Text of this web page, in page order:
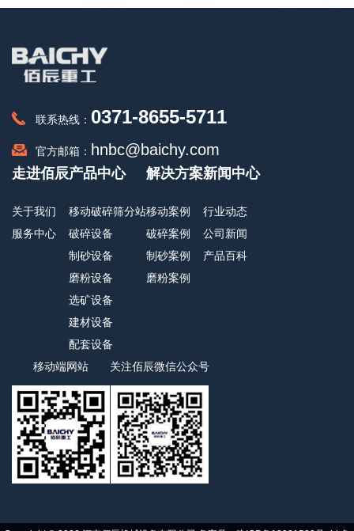
联系热线： 0371-8655-5711
官方邮箱： hnbc@baichy.com
走进佰辰
关于我们
服务中心
产品中心
移动破碎筛分站
破碎设备
制砂设备
磨粉设备
选矿设备
建材设备
配套设备
解决方案
移动案例
破碎案例
制砂案例
磨粉案例
新闻中心
行业动态
公司新闻
产品百科
移动端网站 关注佰辰微信公众号